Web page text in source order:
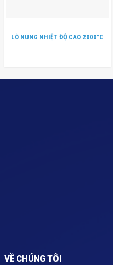
LÒ NUNG NHIỆT ĐỘ CAO 2000°C
VỀ CHÚNG TÔI